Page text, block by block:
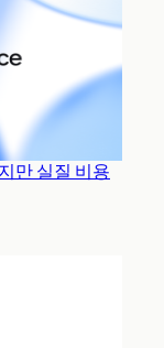
만 실질 비용